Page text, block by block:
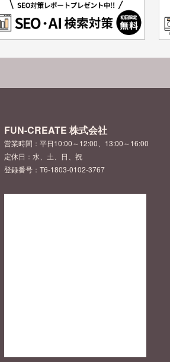
FUN-CREATE 株式会社
営業時間：平日10:00～12:00、13:00～16:00
定休日：水、土、日、祝
登録番号：T6-1803-0102-3767